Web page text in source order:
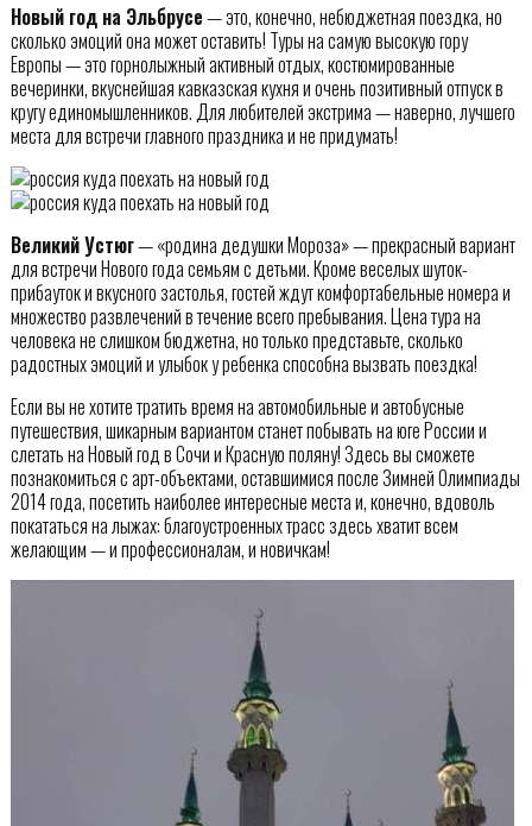
Новый год на Эльбрусе— это, конечно, небюджетная поездка, но
сколько эмоций она может оставить! Туры на самую высокую гору
Европы — это горнолыжный активный отдых, костюмированные
вечеринки, вкуснейшая кавказская кухня и очень позитивный отпуск в
кругу единомышленников. Для любителей экстрима — наверно, лучшего
места для встречи главного праздника и не придумать!
Великий Устюг— «родина дедушки Мороза» — прекрасный вариант
для встречи Нового года семьям с детьми. Кроме веселых шуток-
прибауток и вкусного застолья, гостей ждут комфортабельные номера и
множество развлечений в течение всего пребывания. Цена тура на
человека не слишком бюджетна, но только представьте, сколько
радостных эмоций и улыбок у ребенка способна вызвать поездка!
Если вы не хотите тратить время на автомобильные и автобусные
путешествия, шикарным вариантом станет побывать на юге России и
слетать на Новый год в Сочи и Красную поляну! Здесь вы сможете
познакомиться с арт-объектами, оставшимися после Зимней Олимпиады
2014 года, посетить наиболее интересные места и, конечно, вдоволь
покататься на лыжах: благоустроенных трасс здесь хватит всем
желающим — и профессионалам, и новичкам!